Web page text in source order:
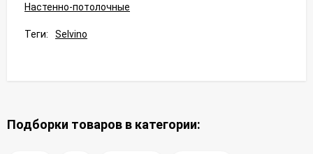
Настенно-потолочные
Теги: Selvino
Подборки товаров в категории: